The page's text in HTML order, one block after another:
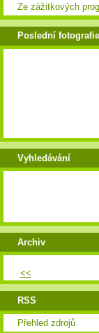
Ze zážitkových
Poslední fotografie
Vyhledávání
Archiv
<<
RSS
Přehled zdrojů